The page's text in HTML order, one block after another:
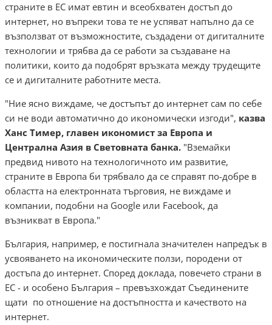
страните в ЕС имат евтин и всеобхватен достъп до
интернет, но въпреки това те не успяват напълно да се
възползват от възможностите, създадени от дигиталните
технологии и трябва да се работи за създаване на
политики, които да подобрят връзката между трудещите
се и дигиталните работните места.
"Ние ясно виждаме, че достъпът до интернет сам по себе
си не води автоматично до икономически изгоди", казва
Ханс Тимер, главен икономист за Европа и
Централна Азия в Световната банка. "Вземайки
предвид нивото на технологичното им развитие,
страните в Европа би трябвало да се справят по-добре в
областта на електронната търговия, не виждаме и
компании, подобни на Google или Facebook, да
възникват в Европа."
България, например, е постигнала значителен напредък в
усвояването на икономическите ползи, породени от
достъпа до интернет. Според доклада, повечето страни в
ЕС - и особено България – превъзхождат Съединените
щати по отношение на достъпността и качеството на
интернет.